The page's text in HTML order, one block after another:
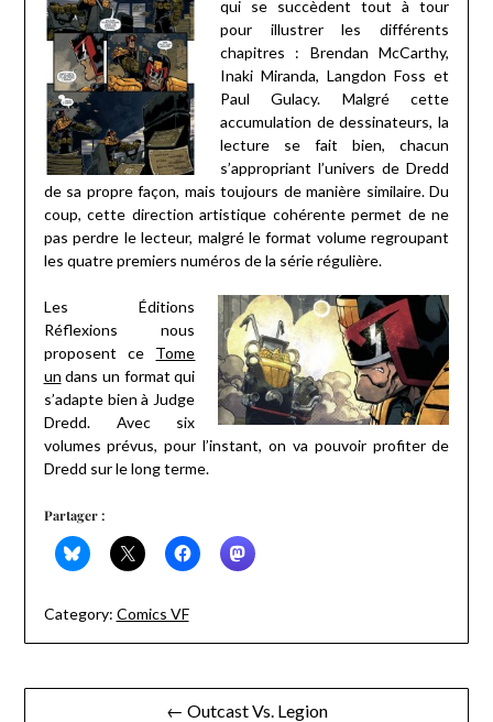
qui se succèdent tout à tour
pour illustrer les différents
chapitres : Brendan McCarthy,
Inaki Miranda, Langdon Foss et
Paul Gulacy. Malgré cette
accumulation de dessinateurs, la
lecture se fait bien, chacun
s’appropriant l’univers de Dredd
de sa propre façon, mais toujours de manière similaire. Du
coup, cette direction artistique cohérente permet de ne
pas perdre le lecteur, malgré le format volume regroupant
les quatre premiers numéros de la série régulière.
Les Éditions
Réflexions nous
proposent ce Tome
un dans un format qui
s’adapte bien à Judge
Dredd. Avec six
volumes prévus, pour l’instant, on va pouvoir profiter de
Dredd sur le long terme.
Partager :
Category: Comics VF
Navigation
← Outcast Vs. Legion